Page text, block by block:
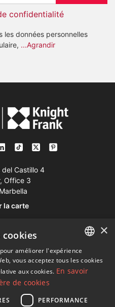
confidentialité
les données personnelles
...Agrandir
del Castillo 4
Office 3
la carte
765 138
636 766
952 765 138
ENGLISH
SPANISH
×
améliorer l'expérience
vous acceptez tous les cookies
aux cookies. En savoir
de cookies
PERFORMANCE